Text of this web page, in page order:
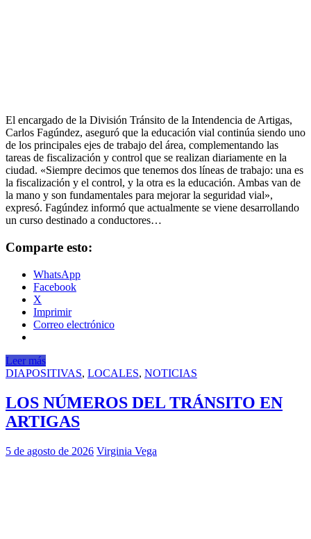
El encargado de la División Tránsito de la Intendencia de Artigas,
Carlos Fagúndez, aseguró que la educación vial continúa siendo uno
de los principales ejes de trabajo del área, complementando las
tareas de fiscalización y control que se realizan diariamente en la
ciudad. «Siempre decimos que tenemos dos líneas de trabajo: una es
la fiscalización y el control, y la otra es la educación. Ambas van de
la mano y son fundamentales para mejorar la seguridad vial»,
expresó. Fagúndez informó que actualmente se viene desarrollando
un curso destinado a conductores…
Comparte esto:
WhatsApp
Facebook
X
Imprimir
Correo electrónico
Leer más
DIAPOSITIVAS, LOCALES, NOTICIAS
LOS NÚMEROS DEL TRÁNSITO EN
ARTIGAS
5 de agosto de 2026 Virginia Vega